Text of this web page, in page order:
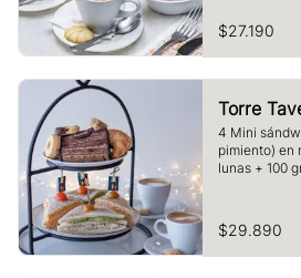
y dos café o
$27.190
Torre
4 Mini
pimiento) en
lunas + 100
$29.890